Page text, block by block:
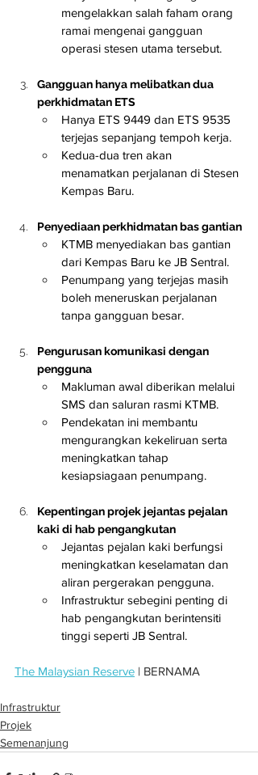
mengelakkan salah faham orang
ramai mengenai gangguan
operasi stesen utama tersebut.
Gangguan hanya melibatkan dua
perkhidmatan ETS
Hanya ETS 9449 dan ETS 9535
terjejas sepanjang tempoh kerja.
Kedua-dua tren akan
menamatkan perjalanan di Stesen
Kempas Baru.
Penyediaan perkhidmatan bas gantian
KTMB menyediakan bas gantian
dari Kempas Baru ke JB Sentral.
Penumpang yang terjejas masih
boleh meneruskan perjalanan
tanpa gangguan besar.
Pengurusan komunikasi dengan
pengguna
Makluman awal diberikan melalui
SMS dan saluran rasmi KTMB.
Pendekatan ini membantu
mengurangkan kekeliruan serta
meningkatkan tahap
kesiapsiagaan penumpang.
Kepentingan projek jejantas pejalan
kaki di hab pengangkutan
Jejantas pejalan kaki berfungsi
meningkatkan keselamatan dan
aliran pergerakan pengguna.
Infrastruktur sebegini penting di
hab pengangkutan berintensiti
tinggi seperti JB Sentral.
The Malaysian Reserve | BERNAMA
Infrastruktur
Projek
Semenanjung